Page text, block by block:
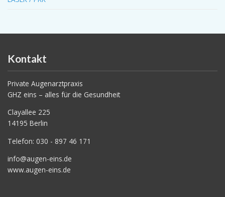
Kontakt
Private Augenarztpraxis
GHZ eins – alles für die Gesundheit
Clayallee 225
14195 Berlin
Telefon: 030 - 897 46 171
info@augen-eins.de
www.augen-eins.de